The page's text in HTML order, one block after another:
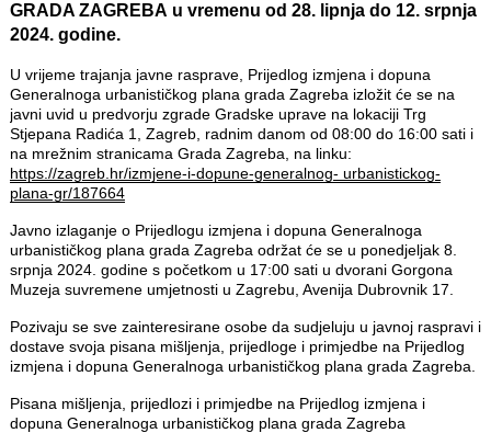
GRADA ZAGREBA u vremenu od 28. lipnja do 12. srpnja
2024. godine.
U vrijeme trajanja javne rasprave, Prijedlog izmjena i dopuna
Generalnoga urbanističkog plana grada Zagreba izložit će se na
javni uvid u predvorju zgrade Gradske uprave na lokaciji Trg
Stjepana Radića 1, Zagreb, radnim danom od 08:00 do 16:00 sati i
na mrežnim stranicama Grada Zagreba, na linku:
https://zagreb.hr/izmjene-i-dopune-generalnog- urbanistickog-
plana-gr/187664
Javno izlaganje o Prijedlogu izmjena i dopuna Generalnoga
urbanističkog plana grada Zagreba održat će se u ponedjeljak 8.
srpnja 2024. godine s početkom u 17:00 sati u dvorani Gorgona
Muzeja suvremene umjetnosti u Zagrebu, Avenija Dubrovnik 17.
Pozivaju se sve zainteresirane osobe da sudjeluju u javnoj raspravi i
dostave svoja pisana mišljenja, prijedloge i primjedbe na Prijedlog
izmjena i dopuna Generalnoga urbanističkog plana grada Zagreba.
Pisana mišljenja, prijedlozi i primjedbe na Prijedlog izmjena i
dopuna Generalnoga urbanističkog plana grada Zagreba